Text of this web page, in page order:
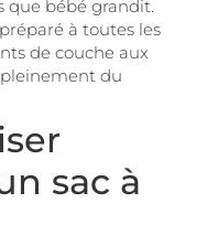
que bébé grandit.
à toutes les
de couche aux
du
sac à